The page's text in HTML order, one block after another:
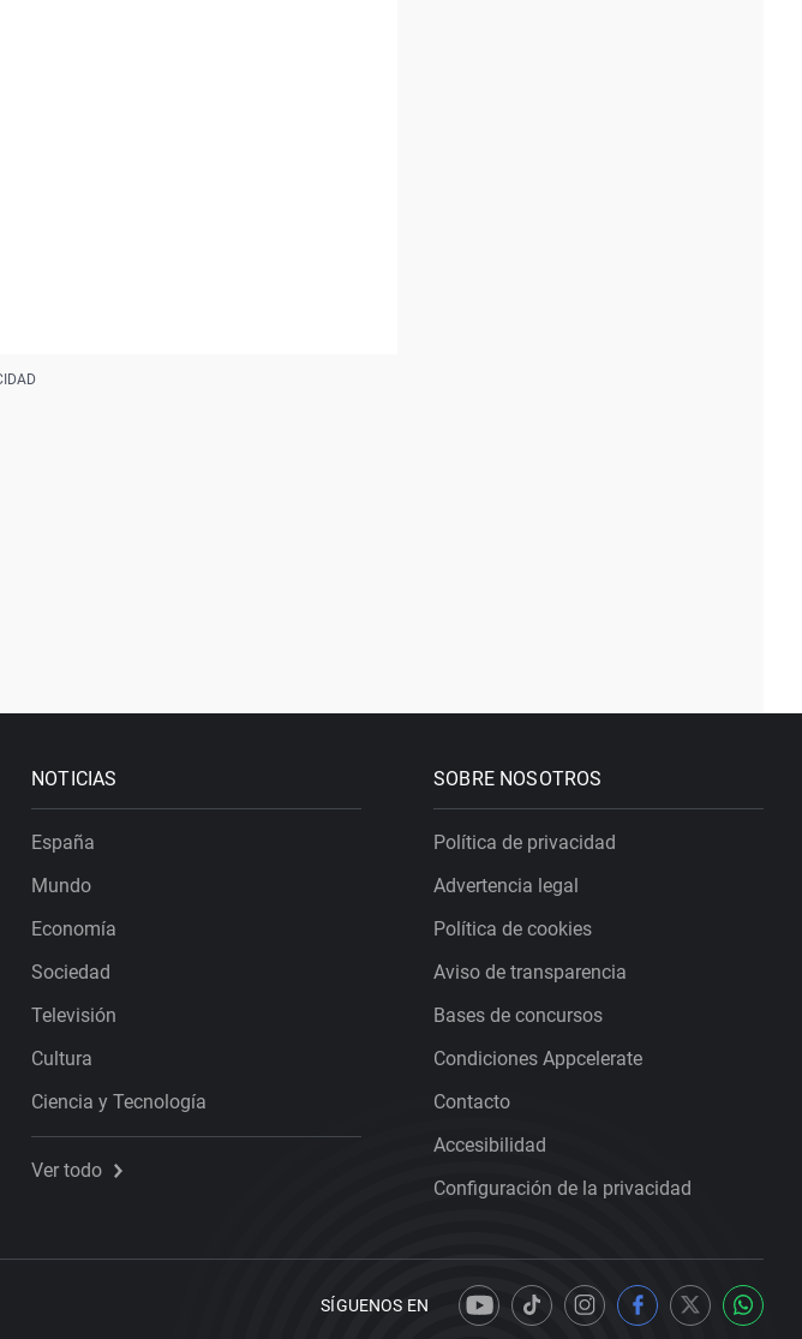
NOTICIAS
España
Mundo
Economía
Sociedad
Televisión
Cultura
Ciencia y Tecnología
Ver todo
SOBRE NOSOTROS
Política de privacidad
Advertencia legal
Política de cookies
Aviso de transparencia
Bases de concursos
Condiciones Appcelerate
Contacto
Accesibilidad
Configuración de la privacidad
SÍGUENOS EN